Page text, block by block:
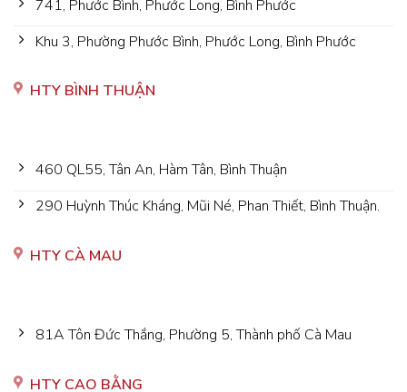
741, Phước Bình, Phước Long, Bình Phước
Khu 3, Phường Phước Bình, Phước Long, Bình Phước
HTY BÌNH THUẬN
460 QL55, Tân An, Hàm Tân, Bình Thuận
290 Huỳnh Thúc Kháng, Mũi Né, Phan Thiết, Bình Thuận.
HTY CÀ MAU
81A Tôn Đức Thắng, Phường 5, Thành phố Cà Mau
HTY CAO BẰNG